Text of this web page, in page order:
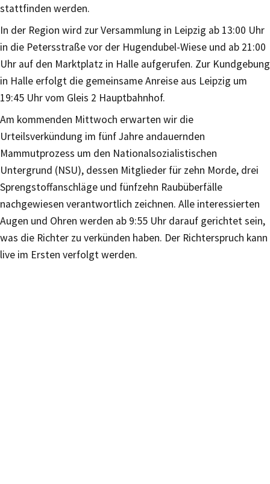
stattfinden werden.
In der Region wird zur Versammlung in Leipzig ab 13:00 Uhr
in die Petersstraße vor der Hugendubel-Wiese und ab 21:00
Uhr auf den Marktplatz in Halle aufgerufen. Zur Kundgebung
in Halle erfolgt die gemeinsame Anreise aus Leipzig um
19:45 Uhr vom Gleis 2 Hauptbahnhof.
Am kommenden Mittwoch erwarten wir die
Urteilsverkündung im fünf Jahre andauernden
Mammutprozess um den Nationalsozialistischen
Untergrund (NSU), dessen Mitglieder für zehn Morde, drei
Sprengstoffanschläge und fünfzehn Raubüberfälle
nachgewiesen verantwortlich zeichnen. Alle interessierten
Augen und Ohren werden ab 9:55 Uhr darauf gerichtet sein,
was die Richter zu verkünden haben. Der Richterspruch kann
live im Ersten verfolgt werden.